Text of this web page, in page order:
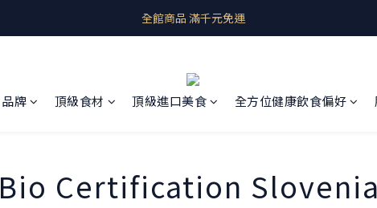
即期良品上架  最新優惠快帶回家
全館商品 滿千元免運
即期良品上架  最新優惠快帶回家
品牌 頂級食材 頂級進口美食 全方位健康飲食偏好
Bio Certification Slovenia